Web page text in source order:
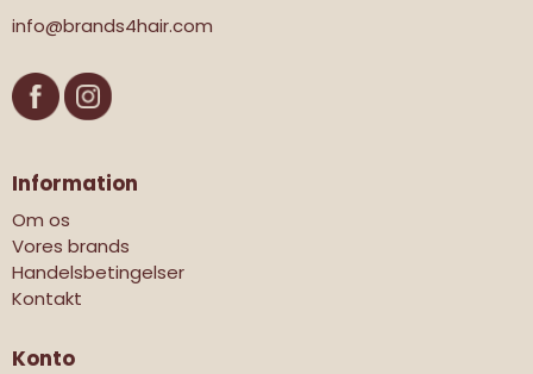
info@brands4hair.com
Information
Om os
Vores brands
Handelsbetingelser
Kontakt
Konto